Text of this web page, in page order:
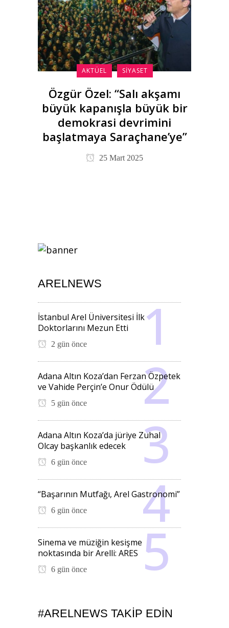
AKTÜEL SIYASET
Özgür Özel: “Salı akşamı
büyük kapanışla büyük bir
demokrasi devrimini
başlatmaya Saraçhane’ye”
25 Mart 2025
ARELNEWS
İstanbul Arel Üniversitesi İlk
Doktorlarını Mezun Etti
2 gün önce
Adana Altın Koza’dan Ferzan Özpetek
ve Vahide Perçin’e Onur Ödülü
5 gün önce
Adana Altın Koza’da jüriye Zuhal
Olcay başkanlık edecek
6 gün önce
“Başarının Mutfağı, Arel Gastronomi”
6 gün önce
Sinema ve müziğin kesişme
noktasında bir Arelli: ARES
6 gün önce
#ARELNEWS TAKIP EDIN